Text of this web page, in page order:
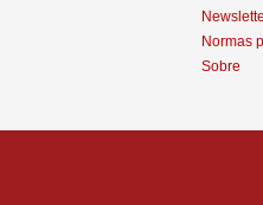
Normas
Sobre